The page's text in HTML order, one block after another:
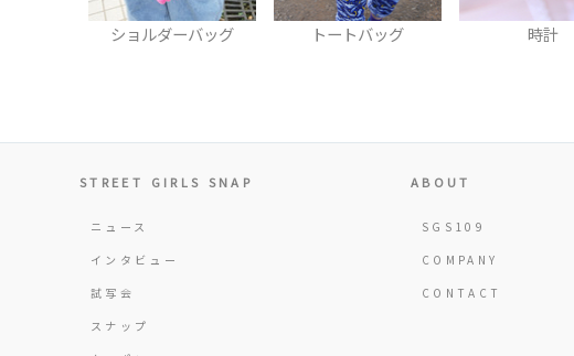
トートバッグ 時計 ヘアバンド
STREET GIRLS SNAP
ニュース
インタビュー
試写会
スナップ
ABOUT
SGS109
COMPANY
CONTACT